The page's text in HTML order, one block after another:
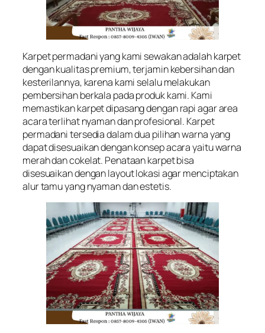
Karpet permadani yang kami sewakan adalah karpet
dengan kualitas premium, terjamin kebersihan dan
kesterilannya, karena kami selalu melakukan
pembersihan berkala pada produk kami. Kami
memastikan karpet dipasang dengan rapi agar area
acara terlihat nyaman dan profesional. Karpet
permadani tersedia dalam dua pilihan warna yang
dapat disesuaikan dengan konsep acara yaitu warna
merah dan cokelat. Penataan karpet bisa
disesuaikan dengan layout lokasi agar menciptakan
alur tamu yang nyaman dan estetis.